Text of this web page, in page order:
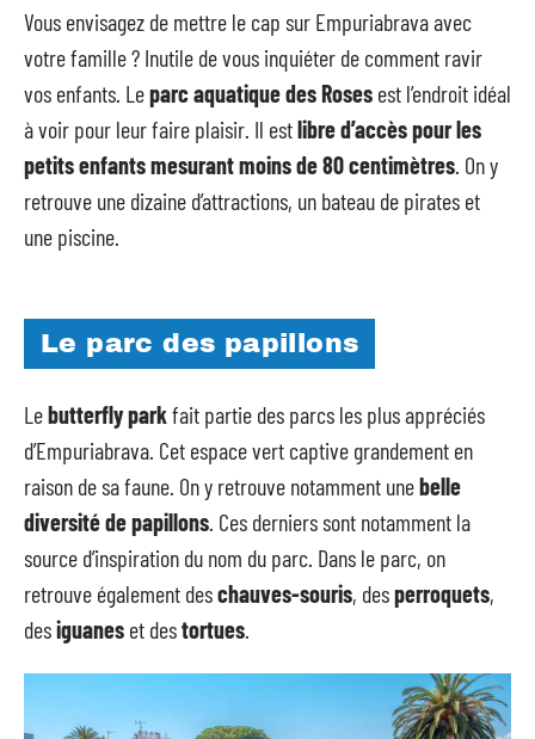
Vous envisagez de mettre le cap sur Empuriabrava avec
votre famille ? Inutile de vous inquiéter de comment ravir
vos enfants. Leparc aquatique des Roses est l’endroit idéal
à voir pour leur faire plaisir. Il estlibre d’accès pour les
petits enfants mesurant moins de 80 centimètres . On y
retrouve une dizaine d’attractions, un bateau de pirates et
une piscine.
Le parc des papillons
Lebutterfly parkfait partie des parcs les plus appréciés
d’Empuriabrava. Cet espace vert captive grandement en
raison de sa faune. On y retrouve notamment unebelle
diversité de papillons . Ces derniers sont notamment la
source d’inspiration du nom du parc. Dans le parc, on
retrouve également deschauves-souris, desperroquets,
desiguanes et destortues